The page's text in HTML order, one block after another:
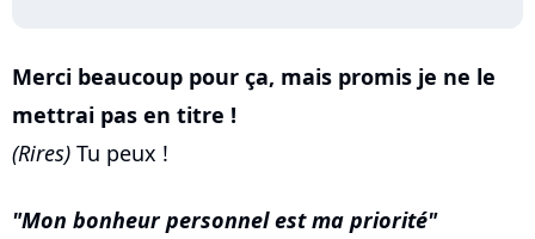
Merci beaucoup pour ça, mais promis je ne le
mettrai pas en titre !
(Rires) Tu peux !
Mon bonheur personnel est ma priorité